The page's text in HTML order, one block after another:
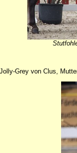
Grey von Clus,